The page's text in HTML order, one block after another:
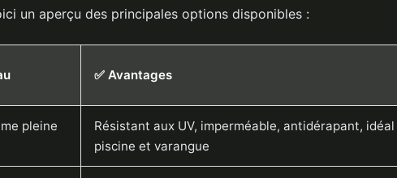
un aperçu des principales options disponibles :
✅ Avantages
pleine
Résistant aux UV, imperméable, antidérapant, idéal
piscine et varangue